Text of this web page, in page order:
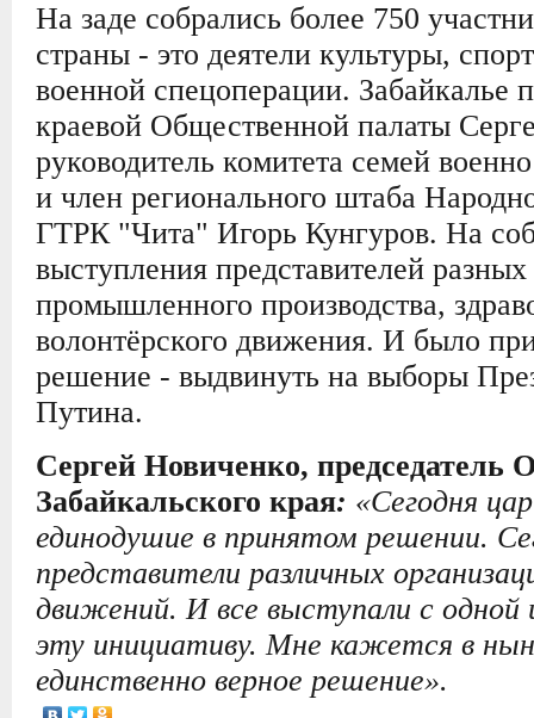
На заде собрались более 750
страны - это деятели культуры,
военной спецоперации. Забайкалье
краевой Общественной палаты
руководитель комитета семей
и член регионального штаба
ГТРК "Чита" Игорь Кунгуров. На
выступления представителей
промышленного производства,
волонтёрского движения. И было
решение - выдвинуть на выборы
Путина.
Сергей Новиченко, председатель
Забайкальского края: «Сегодня
единодушие в принятом решении.
представители различных
движений. И все выступали с
эту инициативу. Мне кажется в
единственно верное решение».